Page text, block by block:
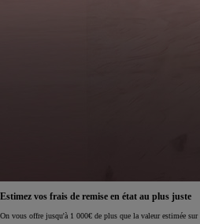
Réservez en ligne votre occasion pour 1€ seulement
Réservez en ligne